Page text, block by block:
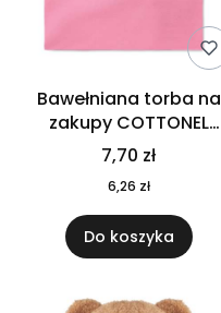
Bawełniana torba na
zakupy COTTONEL
COLOUR++ MO9846-11
7,70 zł
6,26 zł
Do koszyka